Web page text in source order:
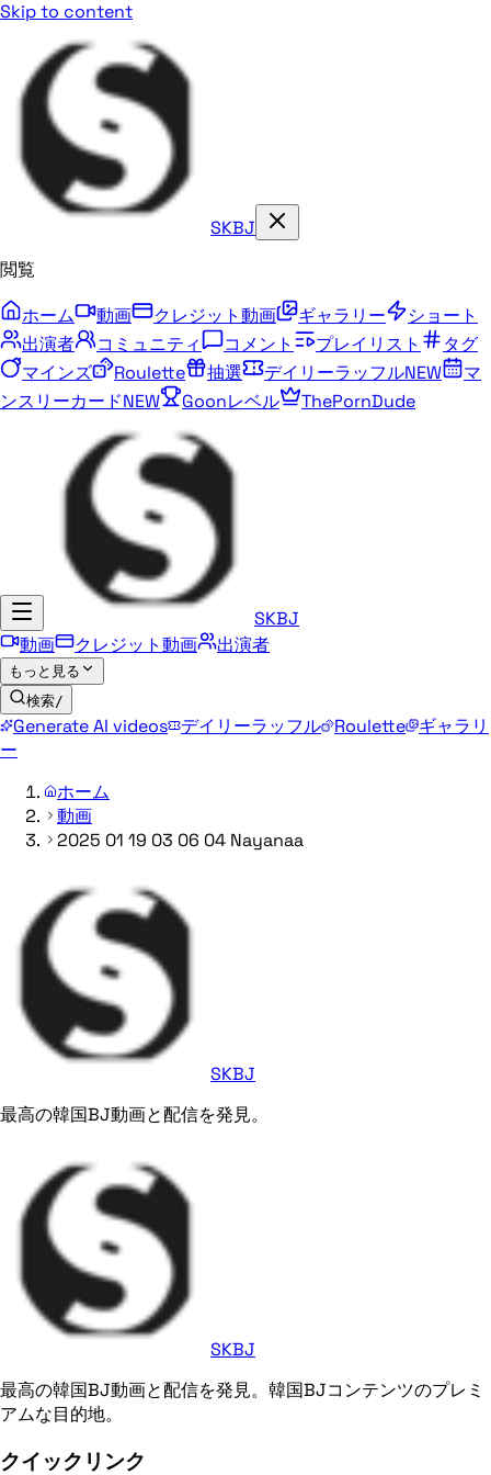
Skip to content
SKBJ
閲覧
ホーム
動画 クレジット動画 ギャラリー
ショート
出演者
コミュニティ コメント プレイリスト
タグ
マインズ
Roulette 抽選 デイリーラッフルNEW
マ
ンスリーカードNEW Goonレベル ThePornDude
SKBJ
動画
クレジット動画 出演者
もっと見る
検索/
Generate AI videos デイリーラッフル Roulette
ギャラリ
ー
ホーム
動画
2025 01 19 03 06 04 Nayanaa
SKBJ
最高の韓国BJ動画と配信を発見。
SKBJ
最高の韓国BJ動画と配信を発見。韓国BJコンテンツのプレミ
アムな目的地。
クイックリンク